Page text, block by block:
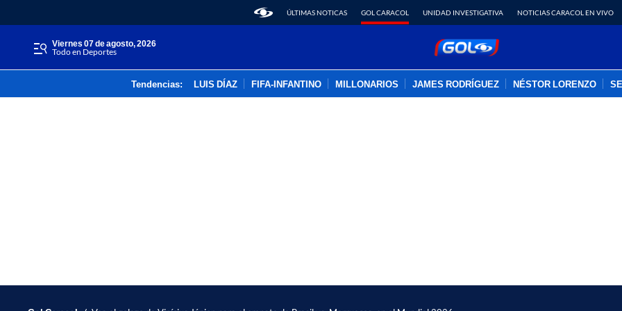
ÚLTIMAS NOTICAS GOL CARACOL UNIDAD INVESTIGATIVA NOTICIAS CARACOL EN VIVO
viernes 07 de agosto, 2026
Todo en Deportes
Tendencias: LUIS DÍAZ FIFA-INFANTINO MILLONARIOS JAMES RODRÍGUEZ NÉSTOR LORENZO